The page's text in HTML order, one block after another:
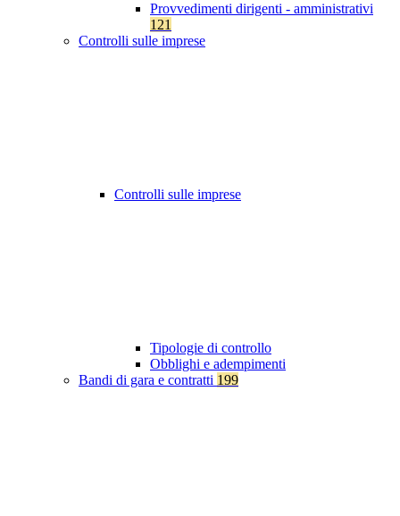
Provvedimenti dirigenti - amministrativi
121
Controlli sulle imprese
Controlli sulle imprese
Tipologie di controllo
Obblighi e adempimenti
Bandi di gara e contratti 199